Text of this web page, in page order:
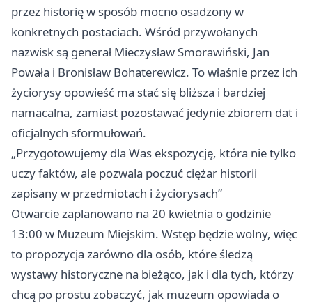
przez historię w sposób mocno osadzony w
konkretnych postaciach. Wśród przywołanych
nazwisk są generał Mieczysław Smorawiński, Jan
Powała i Bronisław Bohaterewicz. To właśnie przez ich
życiorysy opowieść ma stać się bliższa i bardziej
namacalna, zamiast pozostawać jedynie zbiorem dat i
oficjalnych sformułowań.
„Przygotowujemy dla Was ekspozycję, która nie tylko
uczy faktów, ale pozwala poczuć ciężar historii
zapisany w przedmiotach i życiorysach”
Otwarcie zaplanowano na 20 kwietnia o godzinie
13:00 w Muzeum Miejskim. Wstęp będzie wolny, więc
to propozycja zarówno dla osób, które śledzą
wystawy historyczne na bieżąco, jak i dla tych, którzy
chcą po prostu zobaczyć, jak muzeum opowiada o